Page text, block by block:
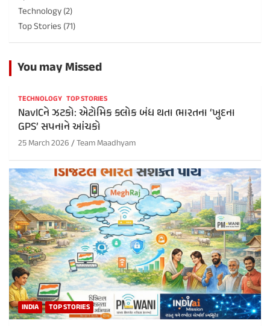
Technology(2)
Top Stories (71)
You may Missed
TECHNOLOGY TOP STORIES
NavICને ઝટકો: એટોમિક ક્લોક બંધ થતા ભારતના ‘ખુદના
GPS’ સપનાને આંચકો
25 March 2026 Team Maadhyam
INDIA TOP STORIES